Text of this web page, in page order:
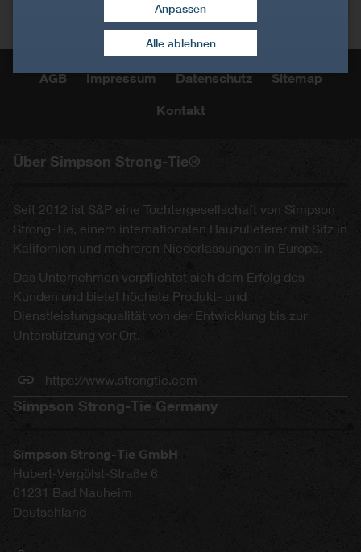
AGB Impressum Datenschutz Sitemap
Kontakt
Über Simpson Strong-Tie®
Seit 2012 ist S&P eine Tochtergesellschaft von Simpson
Strong-Tie, einem internationalen Bauzulieferer mit Sitz in
Kalifornien und mehreren Niederlassungen in Europa.
Das Unternehmen verpflichtet sich dem Erfolg des
Kunden und bietet höchste Produkt- und
Dienstleistungsqualität von der Entwicklung bis zur
Unterstützung vor Ort.
https://www.strongtie.com
Simpson Strong-Tie Germany
Simpson Strong-Tie GmbH
Hubert-Vergölst-Straße 6
61231 Bad Nauheim
Deutschland
Alle ablehnen
Zustimmung widerrufen
Anpassen